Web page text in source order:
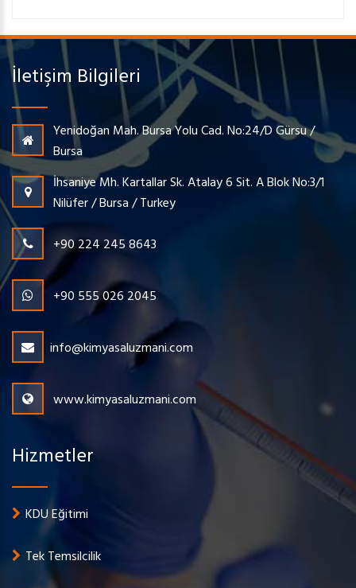
İletişim Bilgileri
Yenidoğan Mah. Bursa Yolu Cad. No:24/D Gürsu /
Bursa
İhsaniye Mh. Kartallar Sk. Atalay 6 Sit. A Blok No:3/1
Nilüfer / Bursa / Turkey
+90 224 245 8643
+90 555 026 2045
info@kimyasaluzmani.com
www.kimyasaluzmani.com
Hizmetler
KDU Eğitimi
Tek Temsilcilik